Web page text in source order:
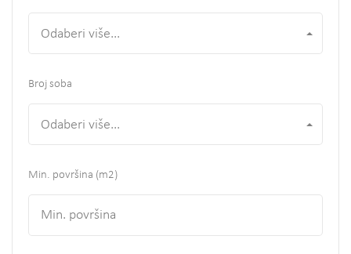
Odaberi više...
Broj soba
Odaberi više...
Min. površina (m2)